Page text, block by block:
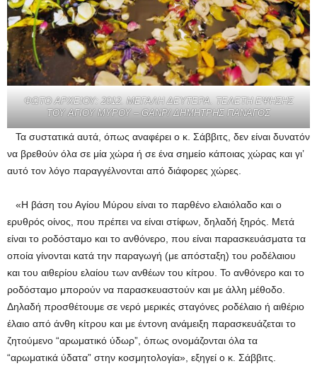
ΦΩΤΟ ΑΡΧΕΙΟΥ: 2012. ΜΕΓΑΛΗ ΔΕΥΤΕΡΑ. ΤΕΛΕΤΗ ΕΨΗΣΗΣ
ΤΟΥ ΑΓΙΟΥ ΜΥΡΟΥ – GANP/ ΔΗΜΗΤΡΗΣ ΠΑΝΑΓΟΣ
Τα συστατικά αυτά, όπως αναφέρει ο κ. Σάββιτς, δεν είναι δυνατόν
να βρεθούν όλα σε μία χώρα ή σε ένα σημείο κάποιας χώρας και γι’
αυτό τον λόγο παραγγέλνονται από διάφορες χώρες.
«Η βάση του Αγίου Μύρου είναι το παρθένο ελαιόλαδο και ο
ερυθρός οίνος, που πρέπει να είναι στίφων, δηλαδή ξηρός. Μετά
είναι το ροδόσταμο και το ανθόνερο, που είναι παρασκευάσματα τα
οποία γίνονται κατά την παραγωγή (με απόσταξη) του ροδέλαιου
και του αιθερίου ελαίου των ανθέων του κίτρου. Το ανθόνερο και το
ροδόσταμο μπορούν να παρασκευαστούν και με άλλη μέθοδο.
Δηλαδή προσθέτουμε σε νερό μερικές σταγόνες ροδέλαιο ή αιθέριο
έλαιο από άνθη κίτρου και με έντονη ανάμειξη παρασκευάζεται το
ζητούμενο “αρωματικό ύδωρ”, όπως ονομάζονται όλα τα
“αρωματικά ύδατα” στην κοσμητολογία», εξηγεί ο κ. Σάββιτς.